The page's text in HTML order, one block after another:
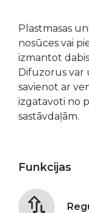
Plastmasas
nosūces vai
izmantot
Difuzorus var
savienot ar
izgatavoti no
sastāvdaļām.
Funkcijas